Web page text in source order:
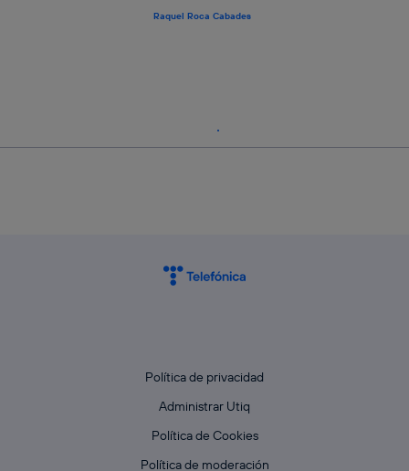
Raquel Roca Cabades
Política de privacidad
Administrar Utiq
Política de Cookies
Política de moderación